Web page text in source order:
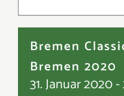
Bremen
Bremen 2020
31. Januar 2020-